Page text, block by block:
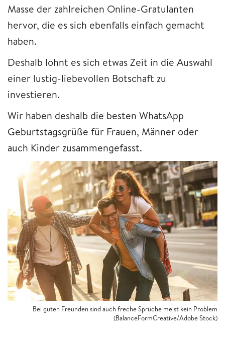
Masse der zahlreichen Online-Gratulanten
hervor, die es sich ebenfalls einfach gemacht
haben.
Deshalb lohnt es sich etwas Zeit in die Auswahl
einer lustig-liebevollen Botschaft zu
investieren.
Wir haben deshalb die besten WhatsApp
Geburtstagsgrüße für Frauen, Männer oder
auch Kinder zusammengefasst.
Bei guten Freunden sind auch freche Sprüche meist kein Problem
(BalanceFormCreative/Adobe Stock)